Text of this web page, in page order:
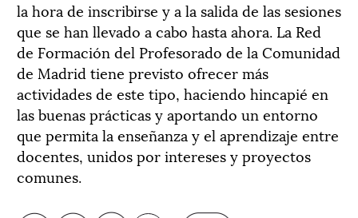
la hora de inscribirse y a la salida de las sesiones
que se han llevado a cabo hasta ahora. La Red
de Formación del Profesorado de la Comunidad
de Madrid tiene previsto ofrecer más
actividades de este tipo, haciendo hincapié en
las buenas prácticas y aportando un entorno
que permita la enseñanza y el aprendizaje entre
docentes, unidos por intereses y proyectos
comunes.